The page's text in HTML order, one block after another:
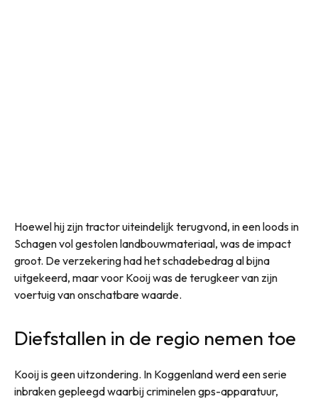
Hoewel hij zijn tractor uiteindelijk terugvond, in een loods in
Schagen vol gestolen landbouwmateriaal, was de impact
groot. De verzekering had het schadebedrag al bijna
uitgekeerd, maar voor Kooij was de terugkeer van zijn
voertuig van onschatbare waarde.
Diefstallen in de regio nemen toe
Kooij is geen uitzondering. In Koggenland werd een serie
inbraken gepleegd waarbij criminelen gps-apparatuur,